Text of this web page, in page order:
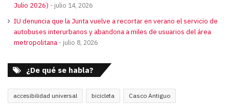
Julio 2026)
julio 14, 2026
IU denuncia que la Junta vuelve a recortar en verano el servicio de
autobuses interurbanos y abandona a miles de usuarios del área
metropolitana
julio 8, 2026
¿De qué se habla?
accesibilidad universal bicicleta Casco Antiguo